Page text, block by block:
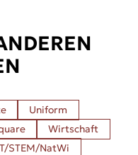
Uniform
Wirtschaft
STEM/NatWi